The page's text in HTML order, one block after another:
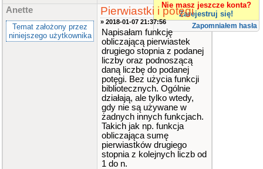
Nie masz jeszcze konta?
Zarejestruj się!
Zapomniałem hasła
Anette
Temat założony przez
niniejszego użytkownika
Pierwiastki i potęgi
» 2018-01-07 21:37:56
Napisałam funkcję
obliczającą pierwiastek
drugiego stopnia z podanej
liczby oraz podnoszącą
daną liczbę do podanej
potęgi. Bez użycia funkcji
bibliotecznych. Ogólnie
działają, ale tylko wtedy,
gdy nie są używane w
żadnych innych funkcjach.
Takich jak np. funkcja
obliczająca sumę
pierwiastków drugiego
stopnia z kolejnych liczb od
1 do n.